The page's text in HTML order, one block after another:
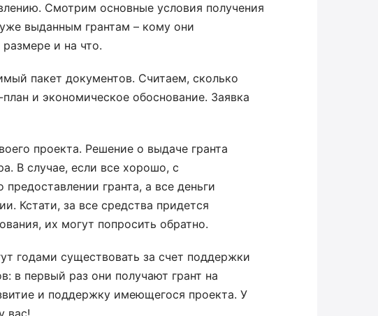
Смотрим основные условия получения
выданным грантам – кому они
и на что.
пакет документов. Считаем, сколько
и экономическое обоснование. Заявка
проекта. Решение о выдаче гранта
В случае, если все хорошо, с
гранта, а все деньги
Кстати, за все средства придется
их могут попросить обратно.
годами существовать за счет поддержки
в первый раз они получают грант на
и поддержку имеющегося проекта. У
вас!